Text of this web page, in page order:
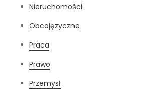
Nieruchomości
Obcojęzyczne
Praca
Prawo
Przemysł